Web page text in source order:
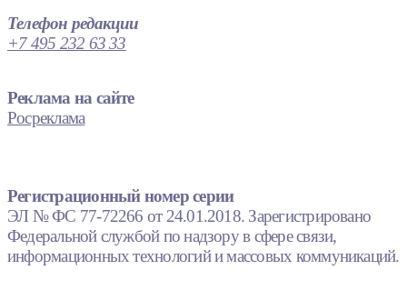
Телефон редакции
+7 495 232 63 33
Реклама на сайте
Росреклама
Регистрационный номер серии
ЭЛ № ФС 77-72266 от 24.01.2018. Зарегистрировано
Федеральной службой по надзору в сфере связи,
информационных технологий и массовых коммуникаций.